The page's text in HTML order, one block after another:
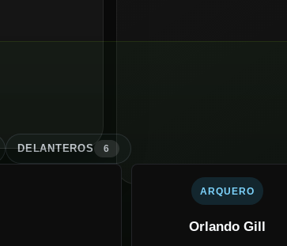
DELANTEROS 6
ARQUERO
Orlando Gill